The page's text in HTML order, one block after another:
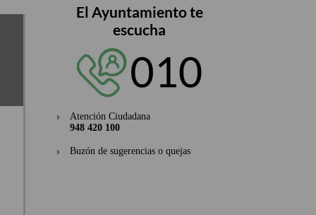
El Ayuntamiento te
escucha
Atención Ciudadana
948 420 100
Buzón de sugerencias o quejas